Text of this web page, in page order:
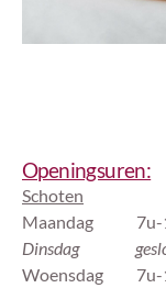
Openingsuren:
Schoten
Maandag 7u-
Dinsdag
Woensdag 7u-